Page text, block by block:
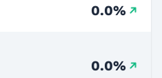
0.0%
0.0%